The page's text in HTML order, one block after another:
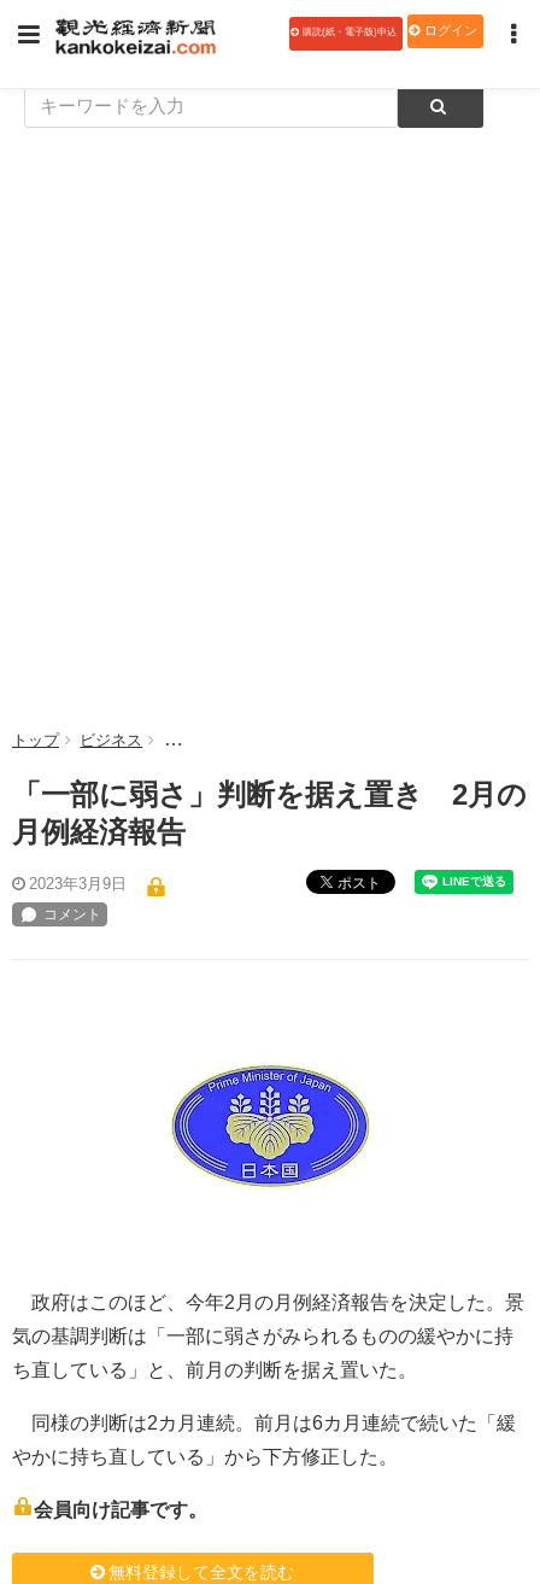
購読(紙・電子版)申込 ログイン
トップ ビジネス 「一部に弱さ」判断を据え置き 2月の月例経済報告
「一部に弱さ」判断を据え置き 2月の
月例経済報告
2023年3月9日 ポスト
政府はこのほど、今年2月の月例経済報告を決定した。景
気の基調判断は「一部に弱さがみられるものの緩やかに持
ち直している」と、前月の判断を据え置いた。
同様の判断は2カ月連続。前月は6カ月連続で続いた「緩
やかに持ち直している」から下方修正した。
会員向け記事です。
無料登録して全文を読む